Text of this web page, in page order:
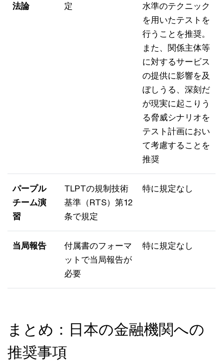
法論 定
水準のテクニック
を用いたテストを
行うことを推奨。
また、関係主体等
に対するサービス
の提供に影響を及
ぼしうる、深刻だ
が現実に起こりう
る脅威シナリオを
テスト計画におい
て考慮することを
推奨
パープル
チーム演
習
TLPTの規制技術
基準（RTS）第12
条で規定
特に規定なし
当局報告
付属書のフォーマ
ットで当局報告が
必要
特に規定なし
まとめ：日本の金融機関への
推奨事項